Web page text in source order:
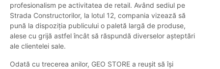
profesionalism pe activitatea de retail. Având sediul pe
Strada Constructorilor, la lotul 12, compania vizează să
pună la dispoziția publicului o paletă largă de produse,
alese cu grijă astfel încât să răspundă diverselor așteptări
ale clientelei sale.
Odată cu trecerea anilor, GEO STORE a reușit să își